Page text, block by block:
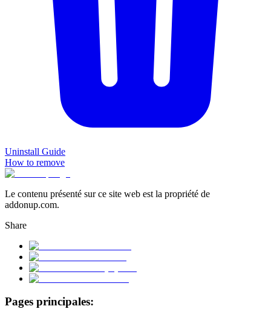
Uninstall Guide
How to remove
Le contenu présenté sur ce site web est la propriété de
addonup.com.
Share
Pages principales: